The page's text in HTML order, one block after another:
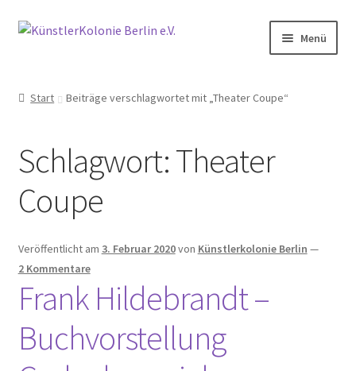
Zur
Zum
Menü
Aktivitäten
Anfahrt
Archiv
Start Beiträge verschlagwortet mit „Theater Coupe“
Schlagwort:Theater
Coupe
Veröffentlicht am 3. Februar 2020von Künstlerkolonie Berlin —
2 Kommentare
Frank Hildebrandt –
Buchvorstellung